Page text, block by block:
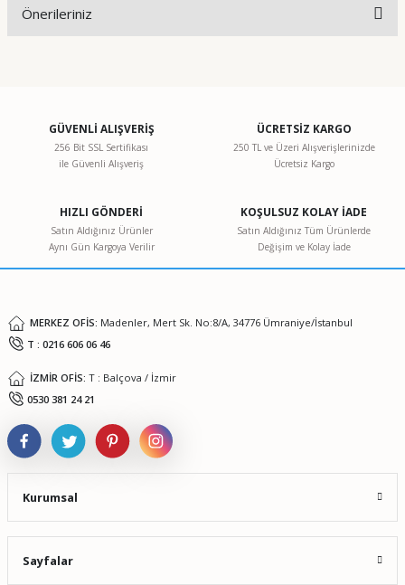
Önerileriniz
Görüş ve önerileriniz için teşekkür ederiz.
Ürün resmi kalitesiz, bozuk veya görüntülenemiyor.
Ürün bilgilerinde hatalar bulunuyor.
Ürün fiyatı diğer sitelerden daha pahalı.
GÜVENLİ ALIŞVERİŞ
256 Bit SSL Sertifikası
ile Güvenli Alışveriş
ÜCRETSİZ KARGO
250 TL ve Üzeri Alışverişlerinizde
Ücretsiz Kargo
HIZLI GÖNDERİ
Satın Aldığınız Ürünler
Aynı Gün Kargoya Verilir
KOŞULSUZ KOLAY İADE
Satın Aldığınız Tüm Ürünlerde
Değişim ve Kolay İade
MERKEZ OFİS: Madenler, Mert Sk. No:8/A, 34776 Ümraniye/İstanbul
T : 0216 606 06 46
İZMİR OFİS: T : Balçova / İzmir
0530 381 24 21
Kurumsal
Sayfalar